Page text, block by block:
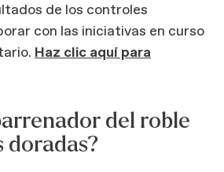
de los controles
con las iniciativas en curso
Haz clic aquí para
del roble
doradas?